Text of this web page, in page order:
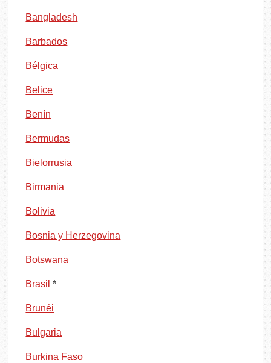
Bangladesh
Barbados
Bélgica
Belice
Benín
Bermudas
Bielorrusia
Birmania
Bolivia
Bosnia y Herzegovina
Botswana
Brasil *
Brunéi
Bulgaria
Burkina Faso